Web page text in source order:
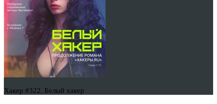
Хакер #322. Белый хакер